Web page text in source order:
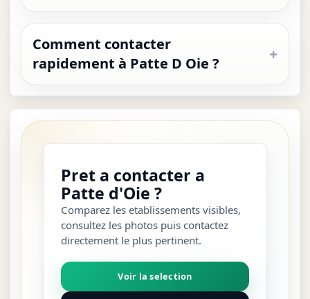
Comment contacter
rapidement à Patte D Oie ?
Pret a contacter a
Patte d'Oie ?
Comparez les etablissements visibles,
consultez les photos puis contactez
directement le plus pertinent.
Voir la selection